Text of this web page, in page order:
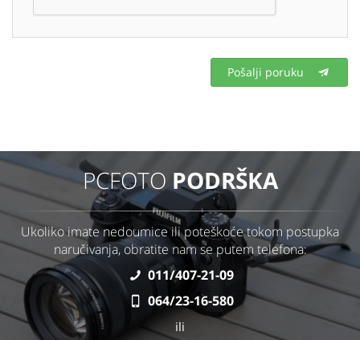
Pošalji poruku
PCFOTO PODRŠKA
Ukoliko imate nedoumice ili poteškoće tokom postupka
naručivanja, obratite nam se putem telefona:
011/407-21-09
064/23-16-580
ili